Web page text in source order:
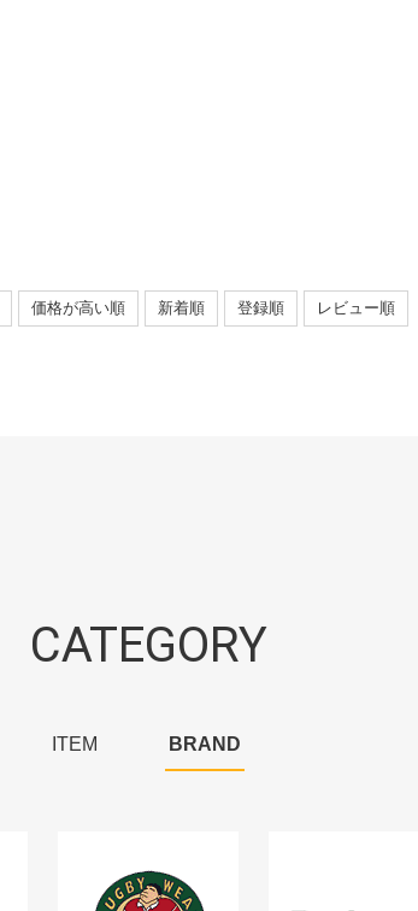
価格が高い順 新着順 登録順 レビュー順
CATEGORY
ITEM BRAND